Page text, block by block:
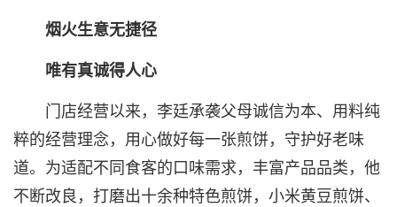
烟火生意无捷径
唯有真诚得人心
门店经营以来，李廷承袭父母诚信为本、用料纯
粹的经营理念，用心做好每一张煎饼，守护好老味
道。为适配不同食客的口味需求，丰富产品品类，他
不断改良，打磨出十余种特色煎饼，小米黄豆煎饼、